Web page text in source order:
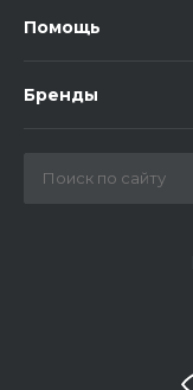
Помощь
Бренды